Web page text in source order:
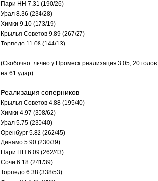
Пари НН 7.31 (190/26)
Урал 8.36 (234/28)
Химки 9.10 (173/19)
Крылья Советов 9.89 (267/27)
Торпедо 11.08 (144/13)
(Скобочно: лично у Промеса реализация 3.05, 20 голов
на 61 удар)
Реализация соперников
Крылья Советов 4.88 (195/40)
Химки 4.97 (308/62)
Урал 5.75 (230/40)
Оренбург 5.82 (262/45)
Динамо 5.90 (230/39)
Пари НН 6.09 (262/43)
Сочи 6.18 (241/39)
Торпедо 6.38 (338/53)